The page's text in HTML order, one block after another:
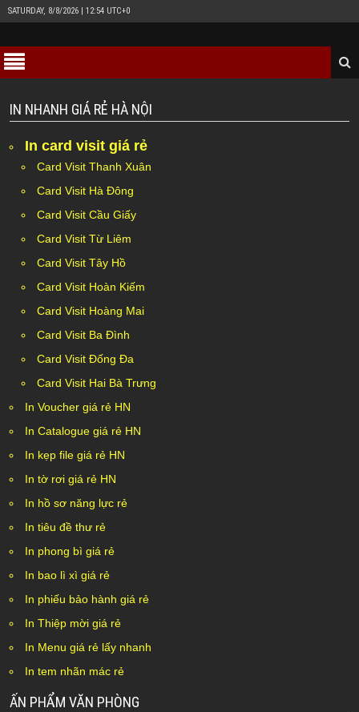
SATURDAY, 8/8/2026 | 12:54 UTC+0
IN NHANH GIÁ RẺ HÀ NỘI
In card visit giá rẻ
Card Visit Thanh Xuân
Card Visit Hà Đông
Card Visit Cầu Giấy
Card Visit Từ Liêm
Card Visit Tây Hồ
Card Visit Hoàn Kiếm
Card Visit Hoàng Mai
Card Visit Ba Đình
Card Visit Đống Đa
Card Visit Hai Bà Trưng
In Voucher giá rẻ HN
In Catalogue giá rẻ HN
In kẹp file giá rẻ HN
In tờ rơi giá rẻ HN
In hồ sơ năng lực rẻ
In tiêu đề thư rẻ
In phong bì giá rẻ
In bao lì xì giá rẻ
In phiếu bảo hành giá rẻ
In Thiệp mời giá rẻ
In Menu giá rẻ lấy nhanh
In tem nhãn mác rẻ
ẤN PHẨM VĂN PHÒNG